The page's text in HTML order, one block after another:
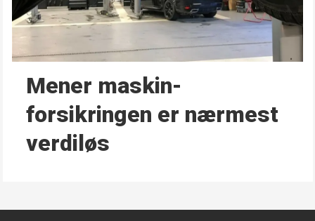
Mener maskin­
forsikringen er nærmest
verdiløs